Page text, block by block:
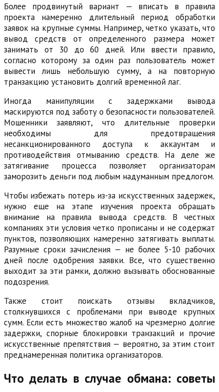
Более продвинутый вариант — вписать в правила
проекта намеренно длительный период обработки
заявок на крупные суммы. Например, четко указать, что
вывод средств от определенного размера может
занимать от 30 до 60 дней. Или ввести правило,
согласно которому за один раз пользователь может
вывести лишь небольшую сумму, а на повторную
транзакцию установить долгий временной лаг.
Иногда манипуляции с задержками вывода
маскируются под заботу о безопасности пользователей.
Мошенники заявляют, что длительные проверки
необходимы для предотвращения
несанкционированного доступа к аккаунтам и
противодействия отмыванию средств. На деле же
затягивание процесса позволяет организаторам
заморозить деньги под любым надуманным предлогом.
Чтобы избежать потерь из-за искусственных задержек,
нужно еще на этапе изучения проекта обращать
внимание на правила вывода средств. В честных
компаниях эти условия четко прописаны и не содержат
пунктов, позволяющих намеренно затягивать выплаты.
Разумные сроки зачисления — не более 5-10 рабочих
дней после одобрения заявки. Все, что существенно
выходит за эти рамки, должно вызывать обоснованные
подозрения.
Также стоит поискать отзывы вкладчиков,
столкнувшихся с проблемами при выводе крупных
сумм. Если есть множество жалоб на чрезмерно долгие
задержки, спорные блокировки транзакций и прочие
искусственные препятствия — вероятно, за этим стоит
преднамеренная политика организаторов.
Что делать в случае обмана: советы